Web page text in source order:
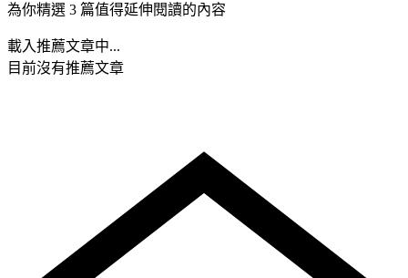
為你精選 3 篇值得延伸閱讀的內容
載入推薦文章中...
目前沒有推薦文章